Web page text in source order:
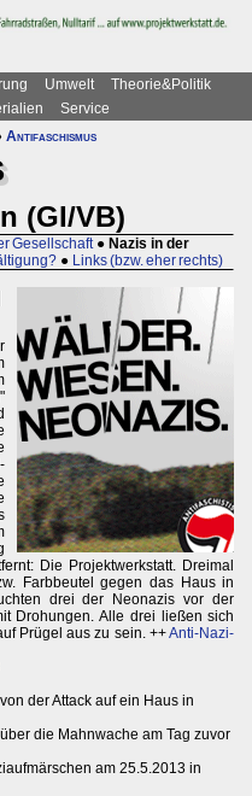
Umwelt
Theorie&Politik
Service
Antifaschismus
(GI/VB)
Gesellschaft ● Nazis in der
● Links (bzw. eher rechts)
Die Projektwerkstatt. Dreimal
Farbbeutel gegen das Haus in
drei der Neonazis vor der
Drohungen. Alle drei ließen sich
Prügel aus zu sein. ++Anti-Nazi-
von der Attack auf ein Haus in
über die Mahnwache am Tag zuvor
am 25.5.2013 in